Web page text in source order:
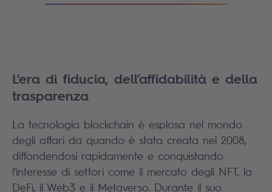
L'era di fiducia, dell’affidabilità e della
trasparenza
La tecnologia blockchain è esplosa nel mondo
degli affari da quando è stata creata nel 2008,
diffondendosi rapidamente e conquistando
l'interesse di settori come il mercato degli NFT, la
DeFi, il Web3 e il Metaverso. Durante il suo